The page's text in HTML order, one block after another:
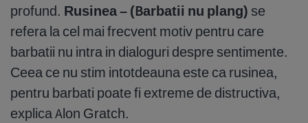
profund. Rusinea – (Barbatii nu plang) se
refera la cel mai frecvent motiv pentru care
barbatii nu intra in dialoguri despre sentimente.
Ceea ce nu stim intotdeauna este ca rusinea,
pentru barbati poate fi extreme de distructiva,
explica Alon Gratch.